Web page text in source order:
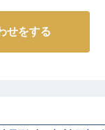
当施設では、お
様と接する機会
せをする